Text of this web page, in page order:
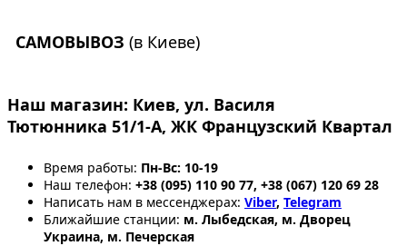
САМОВЫВОЗ (в Киеве)
Наш магазин: Киев, ул. Василя
Тютюнника 51/1-А, ЖК Французский Квартал
Время работы: Пн-Вс: 10-19
Наш телефон: +38 (095) 110 90 77, +38 (067) 120 69 28
Написать нам в мессенджерах: Viber, Telegram
Ближайшие станции: м. Лыбедская, м. Дворец
Украина, м. Печерская